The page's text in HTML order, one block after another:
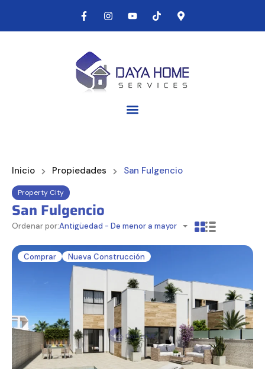
Inicio Propiedades San Fulgencio
Property City
San Fulgencio
Ordenar por:Antigüedad - De menor a mayor
Comprar Nueva Construcción